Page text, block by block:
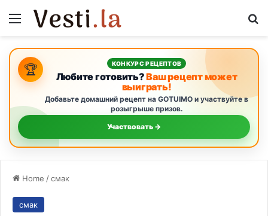
Menu
🏆 КОНКУРС РЕЦЕПТОВ
Любите готовить?Ваш рецепт может
выиграть!
Добавьте домашний рецепт на GOTUIMO и участвуйте в
розыгрыше призов.
Участвовать →
Home /смак
смак